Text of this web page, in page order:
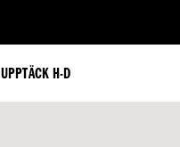
UPPTÄCK H-D